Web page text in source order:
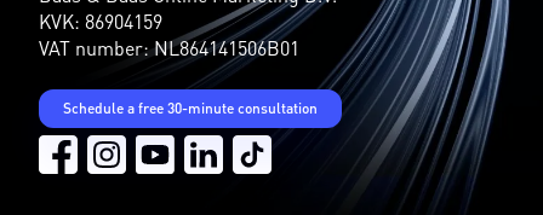
KVK: 86904159
VAT number: NL864141506B01
Schedule a free 30-minute consultation